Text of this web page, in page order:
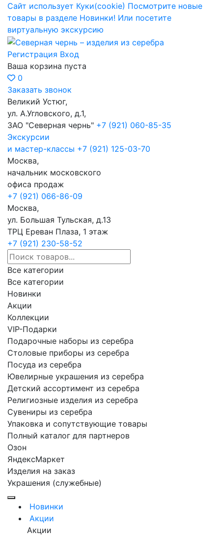
Сайт использует Куки(cookie) Посмотрите новые
товары в разделе Новинки! Или посетите
виртуальную экскурсию
Великий Устюг,
ул. А.Угловского, д.1,
ЗАО "Северная чернь" +7 (921) 060-85-35
Экскурсии
и мастер-классы +7 (921) 125-03-70
Москва,
начальник московского
офиса продаж
+7 (921) 066-86-09
Москва,
ул. Большая Тульская, д.13
ТРЦ Ереван Плаза, 1 этаж
+7 (921) 230-58-52
Все категории
Все категории
Новинки
Акции
Коллекции
VIP-Подарки
Подарочные наборы из серебра
Столовые приборы из серебра
Посуда из серебра
Ювелирные украшения из серебра
Детский ассортимент из серебра
Религиозные изделия из серебра
Сувениры из серебра
Упаковка и сопутствующие товары
Полный каталог для партнеров
Озон
ЯндексМаркет
Изделия на заказ
Украшения (служебные)
Регистрация Вход
Ваша корзина пуста
0
Заказать звонок
Новинки
Акции
Акции